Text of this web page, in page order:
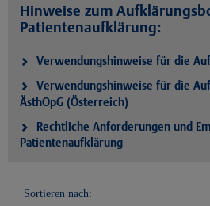
Hinweise zum
Patientenaufklärung:
Verwendungshinweise für die
Verwendungshinweise für die
ÄsthOpG (Österreich)
Rechtliche Anforderungen und
Patientenaufklärung
Sortieren nach: